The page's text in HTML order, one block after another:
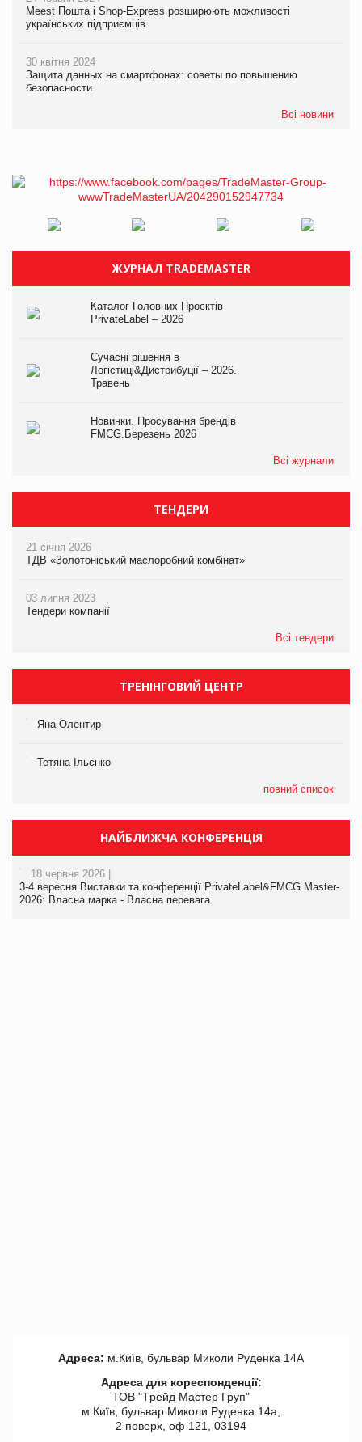
Meest Пошта і Shop-Express розширюють можливості
українських підприємців
30 квітня 2024
Защита данных на смартфонах: советы по повышению
безопасности
Всі новини
ЖУРНАЛ TRADEMASTER
Каталог Головних Проєктів
PrivateLabel – 2026
Сучасні рішення в
Логістиці&Дистрибуції – 2026.
Травень
Новинки. Просування брендів
FMCG.Березень 2026
Всі журнали
ТЕНДЕРИ
21 січня 2026
ТДВ «Золотоніський маслоробний комбінат»
03 липня 2023
Тендери компанії
Всі тендери
ТРЕНІНГОВИЙ ЦЕНТР
Яна Олентир
Тетяна Ільєнко
повний список
НАЙБЛИЖЧА КОНФЕРЕНЦІЯ
18 червня 2026 |
3-4 вересня Виставки та конференції PrivateLabel&FMCG Master-
2026: Власна марка - Власна перевага
Адреса: м.Київ, бульвар Миколи Руденка 14А
Адреса для кореспонденції:
ТОВ "Tрейд Мастер Груп"
м.Київ, бульвар Миколи Руденка 14а,
2 поверх, оф 121, 03194